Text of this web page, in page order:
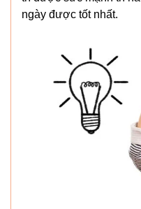
ngày được tốt nhất.